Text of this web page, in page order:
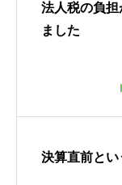
法人税の負
ました
決算直前と